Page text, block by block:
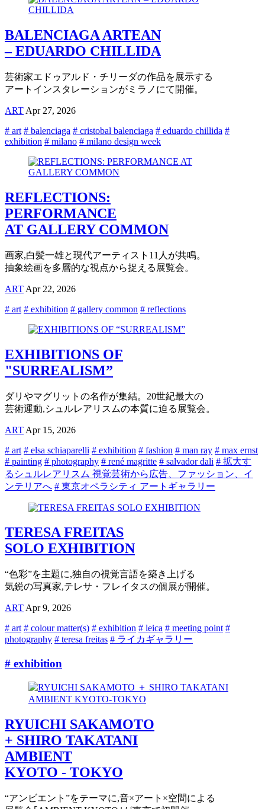
BALENCIAGA ARTEAN
– EDUARDO CHILLIDA
芸術家エドゥアルド・チリーダの作品を展示する
アートインスタレーションがミラノにて開催。
ART Apr 27, 2026
# art # balenciaga # cristobal balenciaga # eduardo chillida #
exhibition # milano # milano design week
REFLECTIONS:
PERFORMANCE
AT GALLERY COMMON
画家,白髪一雄と現代アーティスト11人が共鳴。
抽象絵画を多層的な視点から捉える展覧会。
ART Apr 22, 2026
# art # exhibition # gallery common # reflections
EXHIBITIONS OF
"SURREALISM”
ダリやマグリットの名作が集結。20世紀最大の
芸術運動,シュルレアリスムの本質に迫る展覧会。
ART Apr 15, 2026
# art # elsa schiaparelli # exhibition # fashion # man ray # max ernst
# painting # photography # rené magritte # salvador dali # 拡大す
るシュルレアリスム 視覚芸術から広告、ファッション、イ
ンテリアへ # 東京オペラシティ アートギャラリー
TERESA FREITAS
SOLO EXHIBITION
“色彩”を主題に,独自の視覚言語を築き上げる
気鋭の写真家,テレサ・フレイタスの個展が開催。
ART Apr 9, 2026
# art # colour matter(s) # exhibition # leica # meeting point #
photography # teresa freitas # ライカギャラリー
# exhibition
RYUICHI SAKAMOTO
+ SHIRO TAKATANI
AMBIENT
KYOTO - TOKYO
“アンビエント”をテーマに,音×アート×空間による